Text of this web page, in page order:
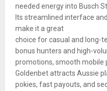
needed energy into Busch
Its streamlined interface
make it a great
choice for casual and long-
bonus hunters and high-
promotions, smooth mobile
Goldenbet attracts Aussie
pokies, fast payouts, and